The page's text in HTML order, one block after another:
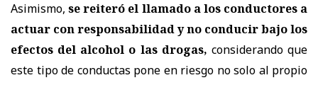
Asimismo,se reiteró el llamado a los conductores a
actuar con responsabilidad y no conducir bajo los
efectos del alcohol o las drogas, considerando que
este tipo de conductas pone en riesgo no solo al propio